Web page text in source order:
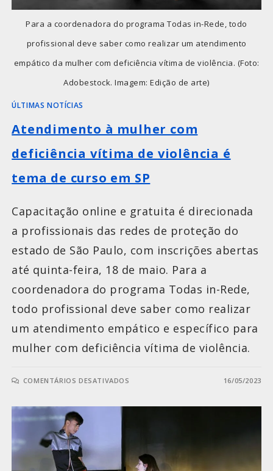
Para a coordenadora do programa Todas in-Rede, todo
profissional deve saber como realizar um atendimento
empático da mulher com deficiência vítima de violência. (Foto:
Adobestock. Imagem: Edição de arte)
ÚLTIMAS NOTÍCIAS
Atendimento à mulher com
deficiência vítima de violência é
tema de curso em SP
Capacitação online e gratuita é direcionada
a profissionais das redes de proteção do
estado de São Paulo, com inscrições abertas
até quinta-feira, 18 de maio. Para a
coordenadora do programa Todas in-Rede,
todo profissional deve saber como realizar
um atendimento empático e específico para
mulher com deficiência vítima de violência.
COMENTÁRIOS DESATIVADOS 16/05/2023